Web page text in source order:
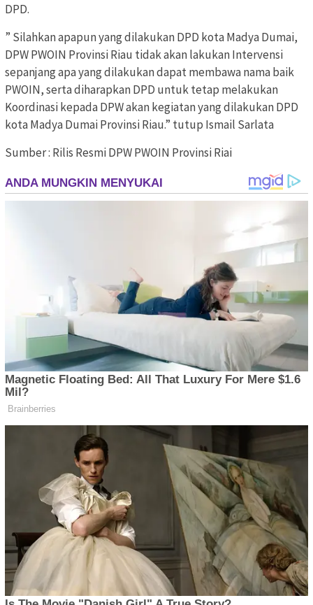
DPD.
” Silahkan apapun yang dilakukan DPD kota Madya Dumai,
DPW PWOIN Provinsi Riau tidak akan lakukan Intervensi
sepanjang apa yang dilakukan dapat membawa nama baik
PWOIN, serta diharapkan DPD untuk tetap melakukan
Koordinasi kepada DPW akan kegiatan yang dilakukan DPD
kota Madya Dumai Provinsi Riau.” tutup Ismail Sarlata
Sumber : Rilis Resmi DPW PWOIN Provinsi Riai